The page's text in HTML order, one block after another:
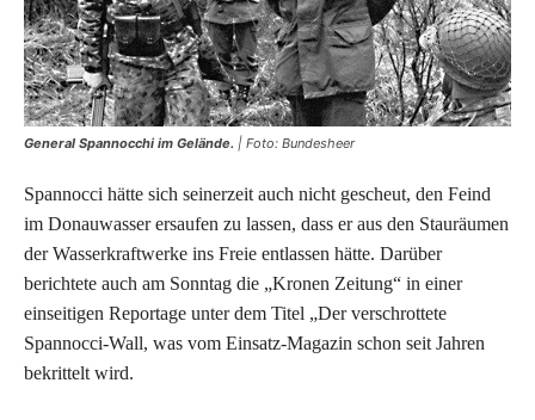
General Spannocchi im Gelände. | Foto: Bundesheer
Spannocci hätte sich seinerzeit auch nicht gescheut, den Feind
im Donauwasser ersaufen zu lassen, dass er aus den Stauräumen
der Wasserkraftwerke ins Freie entlassen hätte. Darüber
berichtete auch am Sonntag die „Kronen Zeitung“ in einer
einseitigen Reportage unter dem Titel „Der verschrottete
Spannocci-Wall, was vom Einsatz-Magazin schon seit Jahren
bekrittelt wird.